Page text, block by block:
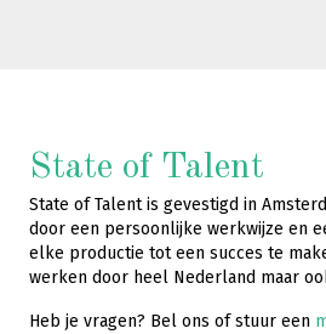
State of Talent
State of Talent is gevestigd in
door een persoonlijke werkwijze en
elke productie tot een succes te
werken door heel Nederland maar
Heb je vragen? Bel ons of stuur een